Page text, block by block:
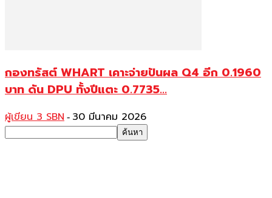
กองทรัสต์ WHART เคาะจ่ายปันผล Q4 อีก 0.1960
บาท ดัน DPU ทั้งปีแตะ 0.7735...
ผู้เขียน 3 SBN - 30 มีนาคม 2026